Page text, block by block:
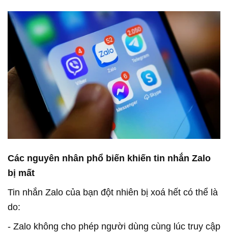
Các nguyên nhân phổ biến khiến tin nhắn Zalo
bị mất
Tin nhắn Zalo của bạn đột nhiên bị xoá hết có thể là
do:
- Zalo không cho phép người dùng cùng lúc truy cập